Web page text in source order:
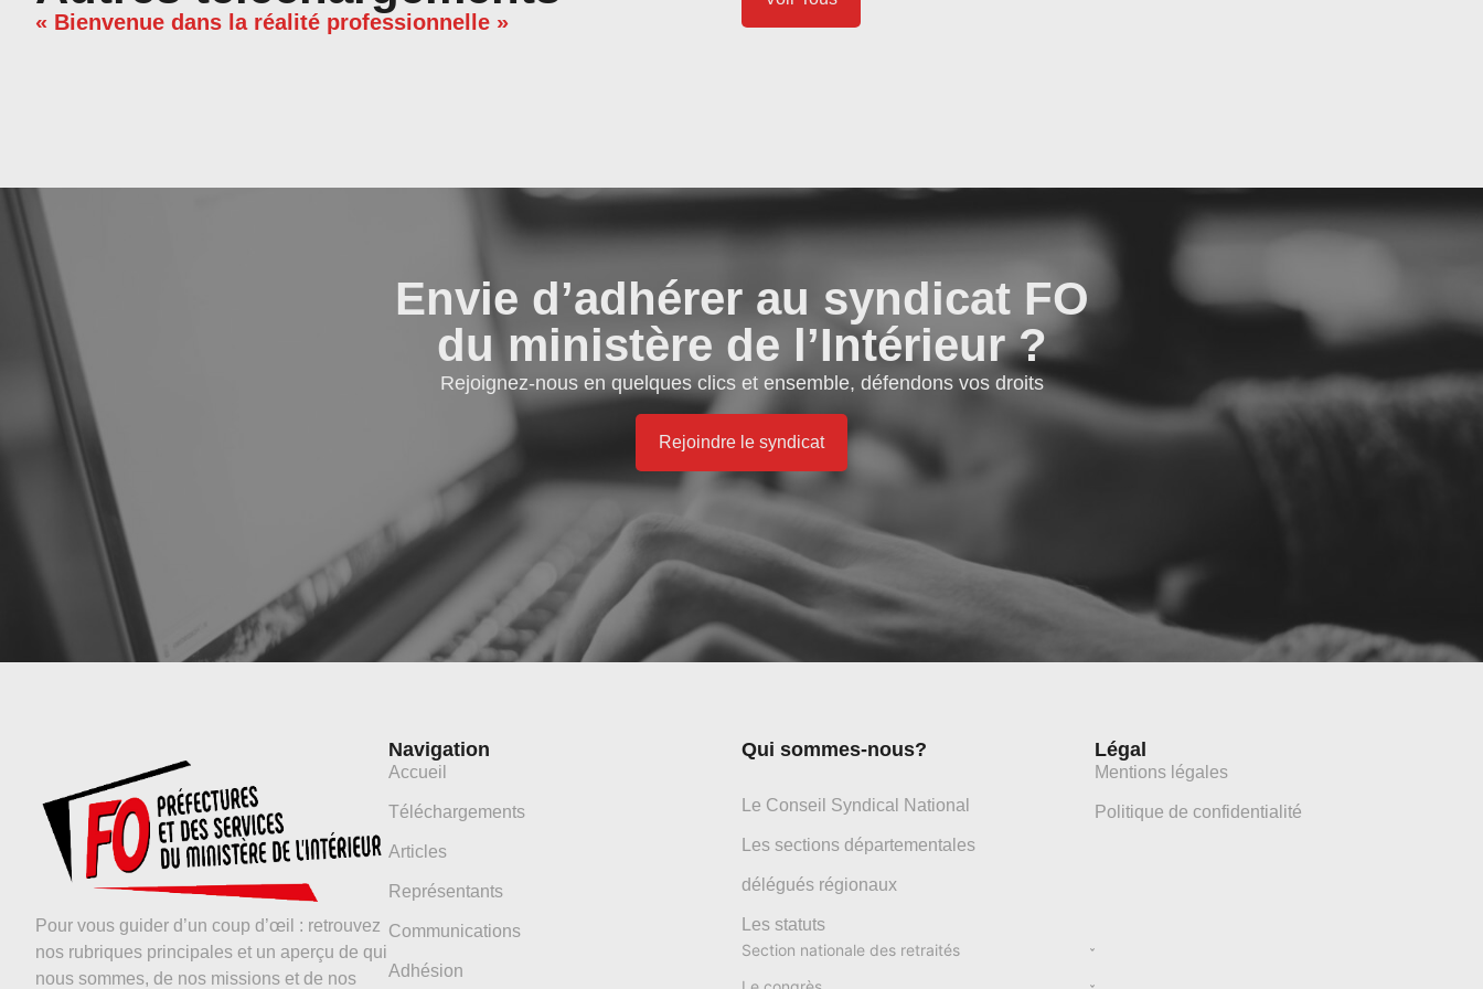
« Bienvenue dans la réalité professionnelle »
Envie d’adhérer au syndicat FO
du ministère de l’Intérieur ?
Rejoignez-nous en quelques clics et ensemble, défendons vos droits
Rejoindre le syndicat
Pour vous guider d’un coup d’œil : retrouvez
nos rubriques principales et un aperçu de qui
nous sommes, de nos missions et de nos
Navigation
Accueil
Téléchargements
Articles
Représentants
Communications
Adhésion
Qui sommes-nous?
Le Conseil Syndical National
Les sections départementales
délégués régionaux
Les statuts
Section nationale des retraités
Légal
Mentions légales
Politique de confidentialité